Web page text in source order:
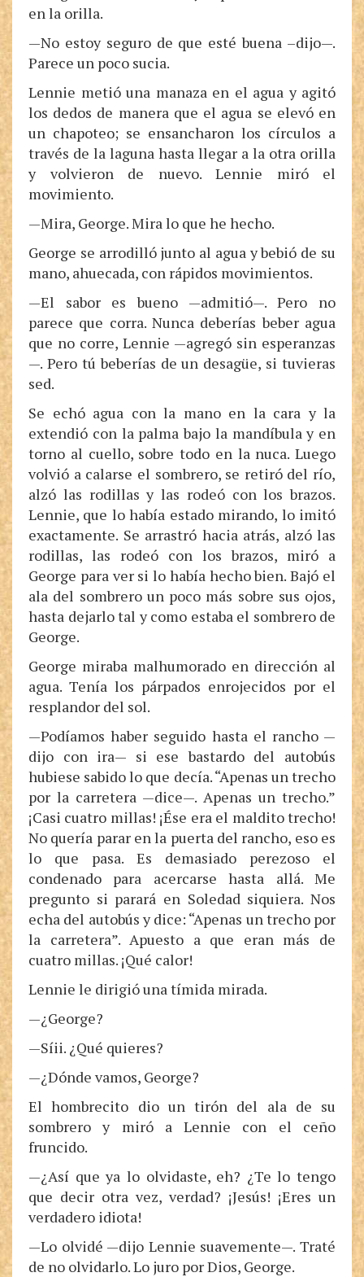
en la orilla.
—No estoy seguro de que esté buena –dijo—.
Parece un poco sucia.
Lennie metió una manaza en el agua y agitó
los dedos de manera que el agua se elevó en
un chapoteo; se ensancharon los círculos a
través de la laguna hasta llegar a la otra orilla
y volvieron de nuevo. Lennie miró el
movimiento.
—Mira, George. Mira lo que he hecho.
George se arrodilló junto al agua y bebió de su
mano, ahuecada, con rápidos movimientos.
—El sabor es bueno —admitió—. Pero no
parece que corra. Nunca deberías beber agua
que no corre, Lennie —agregó sin esperanzas
—. Pero tú beberías de un desagüe, si tuvieras
sed.
Se echó agua con la mano en la cara y la
extendió con la palma bajo la mandíbula y en
torno al cuello, sobre todo en la nuca. Luego
volvió a calarse el sombrero, se retiró del río,
alzó las rodillas y las rodeó con los brazos.
Lennie, que lo había estado mirando, lo imitó
exactamente. Se arrastró hacia atrás, alzó las
rodillas, las rodeó con los brazos, miró a
George para ver si lo había hecho bien. Bajó el
ala del sombrero un poco más sobre sus ojos,
hasta dejarlo tal y como estaba el sombrero de
George.
George miraba malhumorado en dirección al
agua. Tenía los párpados enrojecidos por el
resplandor del sol.
—Podíamos haber seguido hasta el rancho —
dijo con ira— si ese bastardo del autobús
hubiese sabido lo que decía. “Apenas un trecho
por la carretera —dice—. Apenas un trecho.”
¡Casi cuatro millas! ¡Ése era el maldito trecho!
No quería parar en la puerta del rancho, eso es
lo que pasa. Es demasiado perezoso el
condenado para acercarse hasta allá. Me
pregunto si parará en Soledad siquiera. Nos
echa del autobús y dice: “Apenas un trecho por
la carretera”. Apuesto a que eran más de
cuatro millas. ¡Qué calor!
Lennie le dirigió una tímida mirada.
—¿George?
—Síii. ¿Qué quieres?
—¿Dónde vamos, George?
El hombrecito dio un tirón del ala de su
sombrero y miró a Lennie con el ceño
fruncido.
—¿Así que ya lo olvidaste, eh? ¿Te lo tengo
que decir otra vez, verdad? ¡Jesús! ¡Eres un
verdadero idiota!
—Lo olvidé —dijo Lennie suavemente—. Traté
de no olvidarlo. Lo juro por Dios, George.